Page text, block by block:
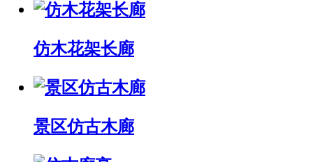
仿木花架长廊
景区仿古木廊